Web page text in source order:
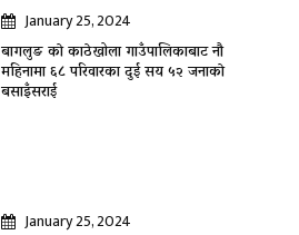
January 25, 2024
बागलुङ काे काठेखोला गाउँपालिकाबाट नौ
महिनामा ६८ परिवारका दुई सय ५२ जनाकाे
बसाइँसराई
January 25, 2024